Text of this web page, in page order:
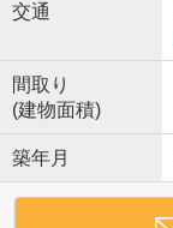
交通
間取り
(建物面積)
築年月